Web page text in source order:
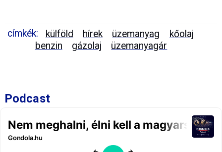
címkék: külföld hírek üzemanyag
kőolaj
benzin
gázolaj üzemanyagár
Podcast